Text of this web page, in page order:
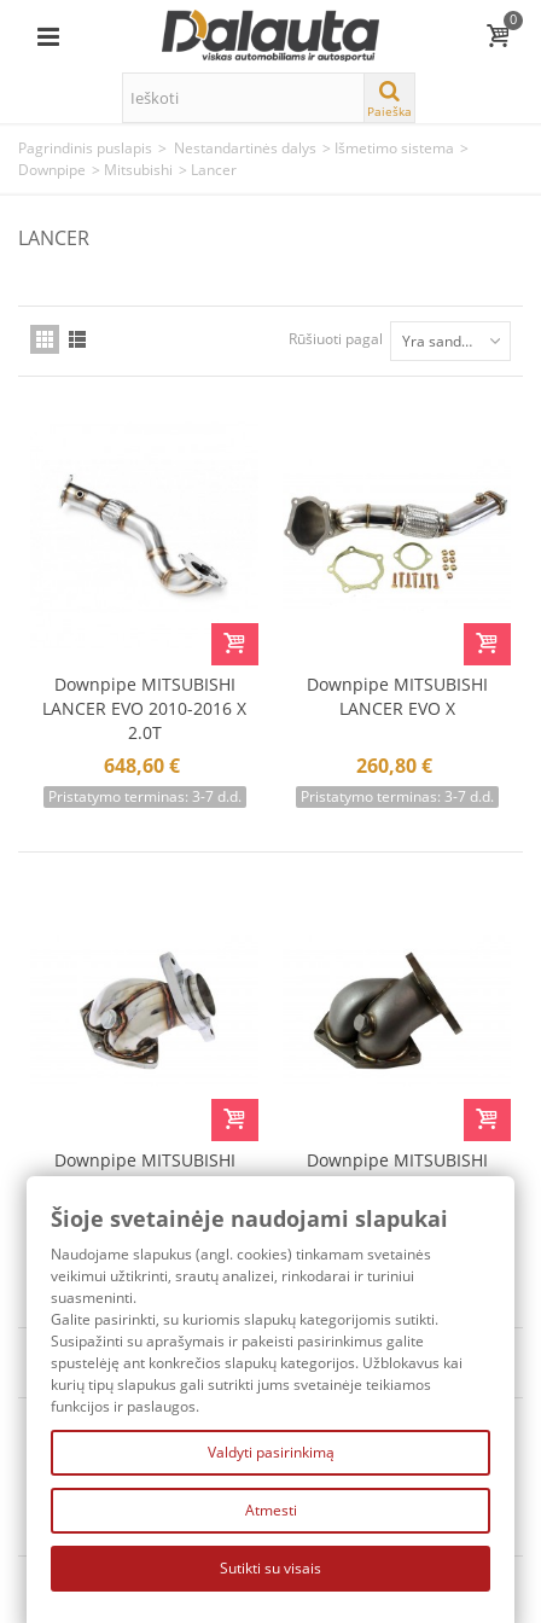
0
Paieška
Pagrindinis puslapis > Nestandartinės dalys > Išmetimo sistema >
Downpipe > Mitsubishi > Lancer
LANCER
Rūšiuoti pagal Yra sandėlyje
Downpipe MITSUBISHI
LANCER EVO 2010-2016 X
2.0T
648,60 €
Pristatymo terminas: 3-7 d.d.
Downpipe MITSUBISHI
LANCER EVO X
260,80 €
Pristatymo terminas: 3-7 d.d.
Downpipe MITSUBISHI
Pristatymo terminas: 3-7 d.d.
Downpipe MITSUBISHI
Pristatymo terminas: 3-7 d.d.
Rūšiuoti pagal
MANO PASKYRA
Šioje svetainėje naudojami slapukai
Naudojame slapukus (angl. cookies) tinkamam svetainės
veikimui užtikrinti, srautų analizei, rinkodarai ir turiniui
suasmeninti.
Galite pasirinkti, su kuriomis slapukų kategorijomis sutikti.
Susipažinti su aprašymais ir pakeisti pasirinkimus galite
spustelėję ant konkrečios slapukų kategorijos. Užblokavus kai
kurių tipų slapukus gali sutrikti jums svetainėje teikiamos
funkcijos ir paslaugos.
Valdyti pasirinkimą
Atmesti
Sutikti su visais